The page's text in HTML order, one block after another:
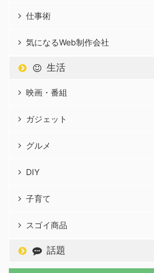
仕事術
気になるWeb制作会社
生活
映画・番組
ガジェット
グルメ
DIY
子育て
スゴイ商品
話題